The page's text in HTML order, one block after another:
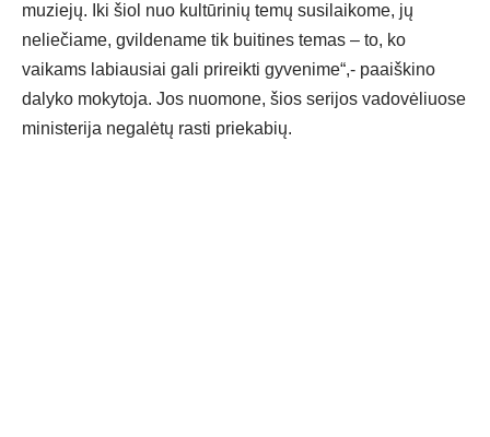
muziejų. Iki šiol nuo kultūrinių temų susilaikome, jų
neliečiame, gvildename tik buitines temas – to, ko
vaikams labiausiai gali prireikti gyvenime“,- paaiškino
dalyko mokytoja. Jos nuomone, šios serijos vadovėliuose
ministerija negalėtų rasti priekabių.